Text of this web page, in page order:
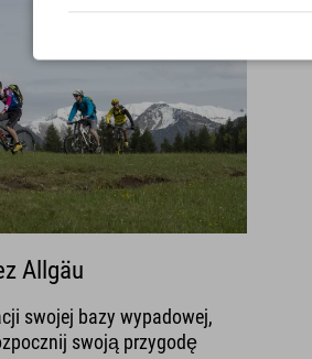
Allgäu
swojej bazy wypadowej,
swoją przygodę